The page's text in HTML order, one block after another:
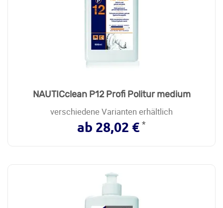
NAUTICclean P12 Profi Politur medium
verschiedene Varianten erhältlich
ab 28,02 € *